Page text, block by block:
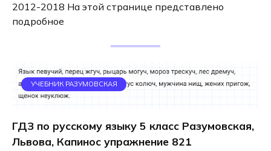
2012-2018 На этой странице представлено
подробное
УЧЕБНИК РАЗУМОВСКАЯ
ГДЗ по русскому языку 5 класс Разумовская,
Львова, Капинос упражнение 821